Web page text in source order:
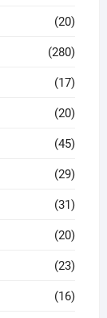
(20)
(280)
(17)
(20)
(45)
(29)
(31)
(20)
(23)
(16)